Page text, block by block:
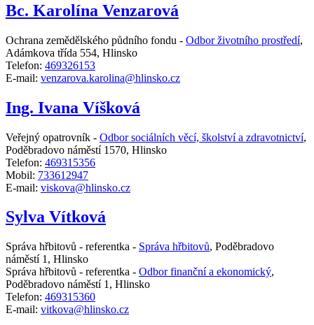
Bc. Karolína Venzarová
Ochrana zemědělského půdního fondu - Odbor životního prostředí,
Adámkova třída 554, Hlinsko
Telefon: 469326153
E-mail: venzarova.karolina@hlinsko.cz
Ing. Ivana Víšková
Veřejný opatrovník - Odbor sociálních věcí, školství a zdravotnictví,
Poděbradovo náměstí 1570, Hlinsko
Telefon: 469315356
Mobil: 733612947
E-mail: viskova@hlinsko.cz
Sylva Vítková
Správa hřbitovů - referentka - Správa hřbitovů, Poděbradovo
náměstí 1, Hlinsko
Správa hřbitovů - referentka - Odbor finanční a ekonomický,
Poděbradovo náměstí 1, Hlinsko
Telefon: 469315360
E-mail: vitkova@hlinsko.cz